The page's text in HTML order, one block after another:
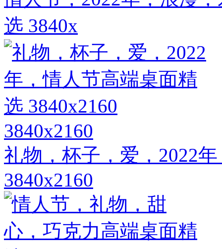
选 3840x
3840x2160
礼物，杯子，爱，2022
3840x2160